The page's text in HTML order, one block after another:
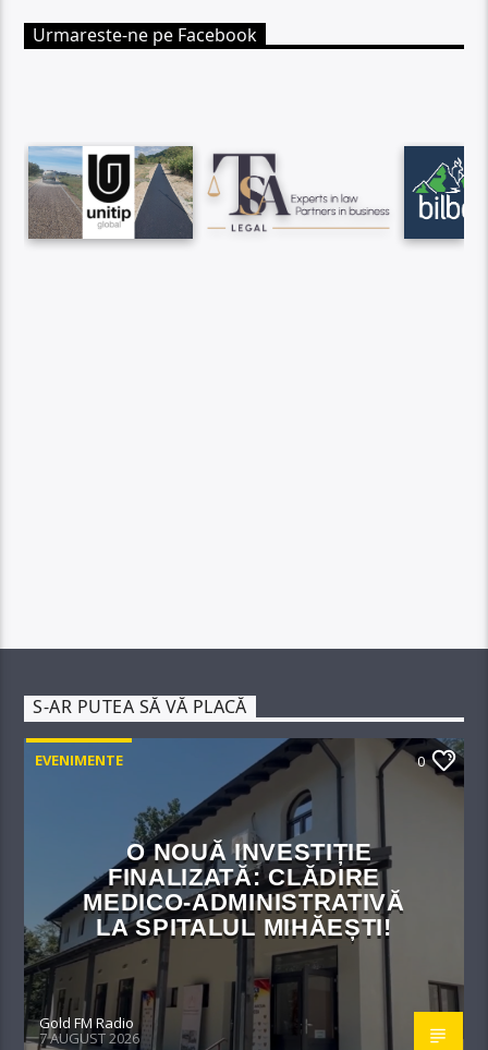
Urmareste-ne pe Facebook
S-AR PUTEA SĂ VĂ PLACĂ
EVENIMENTE 0
O NOUĂ INVESTIȚIE
FINALIZATĂ: CLĂDIRE
MEDICO-ADMINISTRATIVĂ
LA SPITALUL MIHĂEȘTI!​
Gold FM Radio
7 AUGUST 2026